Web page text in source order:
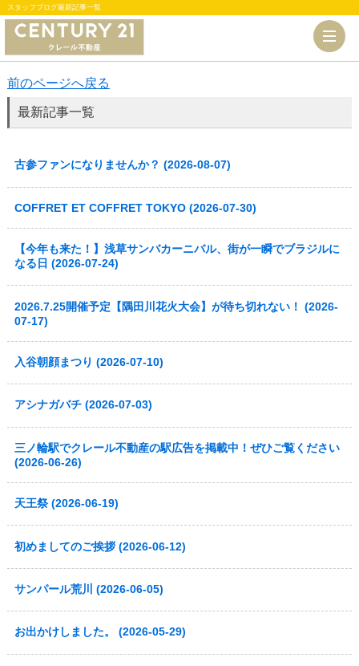
スタッフブログ最新記事一覧
前のページへ戻る
最新記事一覧
古参ファンになりませんか？ (2026-08-07)
COFFRET ET COFFRET TOKYO (2026-07-30)
【今年も来た！】浅草サンバカーニバル、街が一瞬でブラジルに
なる日 (2026-07-24)
2026.7.25開催予定【隅田川花火大会】が待ち切れない！ (2026-
07-17)
入谷朝顔まつり (2026-07-10)
アシナガバチ (2026-07-03)
三ノ輪駅でクレール不動産の駅広告を掲載中！ぜひご覧ください
(2026-06-26)
天王祭 (2026-06-19)
初めましてのご挨拶 (2026-06-12)
サンパール荒川 (2026-06-05)
お出かけしました。 (2026-05-29)